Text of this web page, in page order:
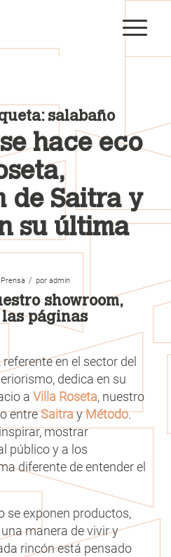
salabaño
hace eco
de Saitra y
su última
Prensa / por admin
showroom,
páginas
referente en el sector del
dedica en su
a Villa Roseta, nuestro
entreSaitrayMétodo.
mostrar
público y a los
diferente de entender el
se exponen productos,
manera de vivir y
rincón está pensado